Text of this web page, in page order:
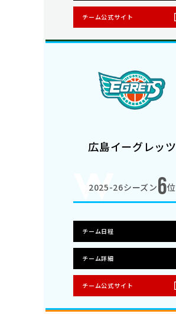
チーム公式サイト
広島イーグレッツ
2025-26シーズン6位
チーム日程
チーム詳細
チーム公式サイト